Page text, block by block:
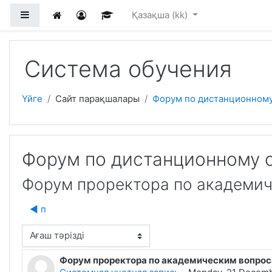
Side panel Қазақша ‎(kk)‎
Система обучения
Үйге Сайт парақшалары Форум по
Форум по дистанционному
Форум проректора по
◀︎ п
mode
Форум проректора по академическим
Number of replies: 1